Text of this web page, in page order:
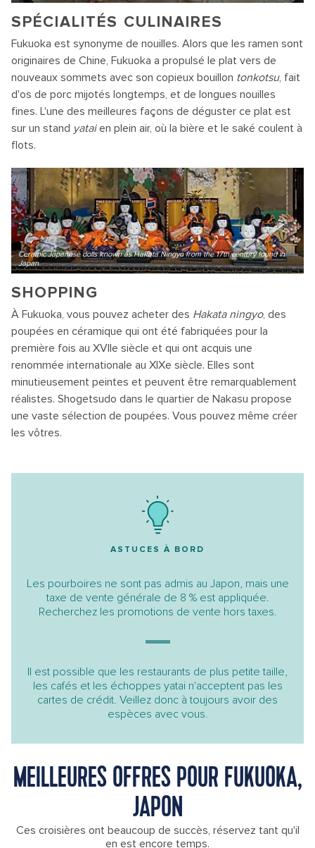
SPÉCIALITÉS CULINAIRES
Fukuoka est synonyme de nouilles. Alors que les ramen sont
originaires de Chine, Fukuoka a propulsé le plat vers de
nouveaux sommets avec son copieux bouillon tonkotsu, fait
d'os de porc mijotés longtemps, et de longues nouilles
fines. L'une des meilleures façons de déguster ce plat est
sur un stand yataien plein air, où la bière et le saké coulent à
flots.
Ceramic Japanese dolls known as Hakata Ningyo from the 17th century found in
Japan
SHOPPING
À Fukuoka, vous pouvez acheter des Hakata ningyo, des
poupées en céramique qui ont été fabriquées pour la
première fois au XVIIe siècle et qui ont acquis une
renommée internationale au XIXe siècle. Elles sont
minutieusement peintes et peuvent être remarquablement
réalistes. Shogetsudo dans le quartier de Nakasu propose
une vaste sélection de poupées. Vous pouvez même créer
les vôtres.
ASTUCES À BORD
Les pourboires ne sont pas admis au Japon, mais une
taxe de vente générale de 8 % est appliquée.
Recherchez les promotions de vente hors taxes.
Il est possible que les restaurants de plus petite taille,
les cafés et les échoppes yatai n'acceptent pas les
cartes de crédit. Veillez donc à toujours avoir des
espèces avec vous.
MEILLEURES OFFRES POUR FUKUOKA,
JAPON
Ces croisières ont beaucoup de succès, réservez tant qu'il
en est encore temps.